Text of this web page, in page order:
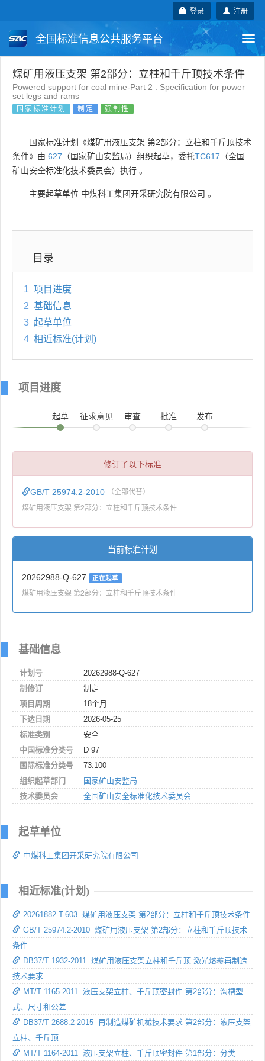
注册
登录
全国标准信息公共服务平台
国家标准 行业标准 地方标准
团体标准
煤矿用液压支架 第2部分：立柱和千斤顶技术条件
Powered support for coal mine-Part 2 : Specification for power
set legs and rams
国家标准计划 制定 强制性
国家标准计划《煤矿用液压支架 第2部分：立柱和千斤顶技术
条件》由 627 （国家矿山安监局）组织起草，委托TC617 （全国
矿山安全标准化技术委员会）执行 。
主要起草单位 中煤科工集团开采研究院有限公司 。
目录
1 项目进度
2 基础信息
3 起草单位
4 相近标准(计划)
项目进度
起草 征求意见 审查 批准 发布
修订了以下标准
GB/T 25974.2-2010 （全部代替）
煤矿用液压支架 第2部分：立柱和千斤顶技术条件
当前标准计划
20262988-Q-627 正在起草
煤矿用液压支架 第2部分：立柱和千斤顶技术条件
基础信息
计划号
20262988-Q-627
制修订
制定
项目周期
18个月
下达日期
2026-05-25
标准类别
安全
中国标准分类号
D 97
国际标准分类号
73.100
组织起草部门
国家矿山安监局
技术委员会
全国矿山安全标准化技术委员会
起草单位
中煤科工集团开采研究院有限公司
相近标准(计划)
20261882-T-603 煤矿用液压支架 第2部分：立柱和千斤顶技术条件
GB/T 25974.2-2010 煤矿用液压支架 第2部分：立柱和千斤顶技术
条件
DB37/T 1932-2011 煤矿用液压支架立柱和千斤顶 激光熔覆再制造
技术要求
MT/T 1165-2011 液压支架立柱、千斤顶密封件 第2部分：沟槽型
式、尺寸和公差
DB37/T 2688.2-2015 再制造煤矿机械技术要求 第2部分：液压支架
立柱、千斤顶
MT/T 1164-2011 液压支架立柱、千斤顶密封件 第1部分：分类